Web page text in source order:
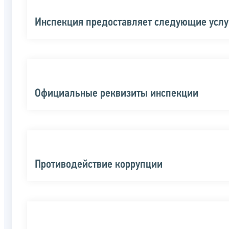
Инспекция предоставляет следующие
Официальные реквизиты инспекции
Противодействие коррупции